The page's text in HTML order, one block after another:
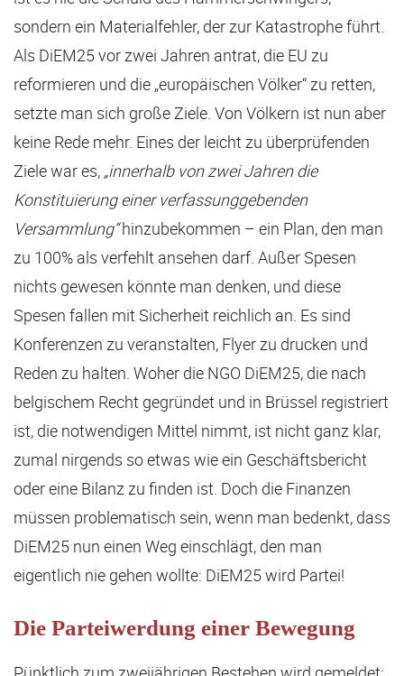
sondern ein Materialfehler, der zur Katastrophe führt.
Als DiEM25 vor zwei Jahren antrat, die EU zu
reformieren und die „europäischen Völker“ zu retten,
setzte man sich große Ziele. Von Völkern ist nun aber
keine Rede mehr. Eines der leicht zu überprüfenden
Ziele war es, „innerhalb von zwei Jahren die
Konstituierung einer verfassunggebenden
Versammlung“hinzubekommen – ein Plan, den man
zu 100% als verfehlt ansehen darf. Außer Spesen
nichts gewesen könnte man denken, und diese
Spesen fallen mit Sicherheit reichlich an. Es sind
Konferenzen zu veranstalten, Flyer zu drucken und
Reden zu halten. Woher die NGO DiEM25, die nach
belgischem Recht gegründet und in Brüssel registriert
ist, die notwendigen Mittel nimmt, ist nicht ganz klar,
zumal nirgends so etwas wie ein Geschäftsbericht
oder eine Bilanz zu finden ist. Doch die Finanzen
müssen problematisch sein, wenn man bedenkt, dass
DiEM25 nun einen Weg einschlägt, den man
eigentlich nie gehen wollte: DiEM25 wird Partei!
Die Parteiwerdung einer Bewegung